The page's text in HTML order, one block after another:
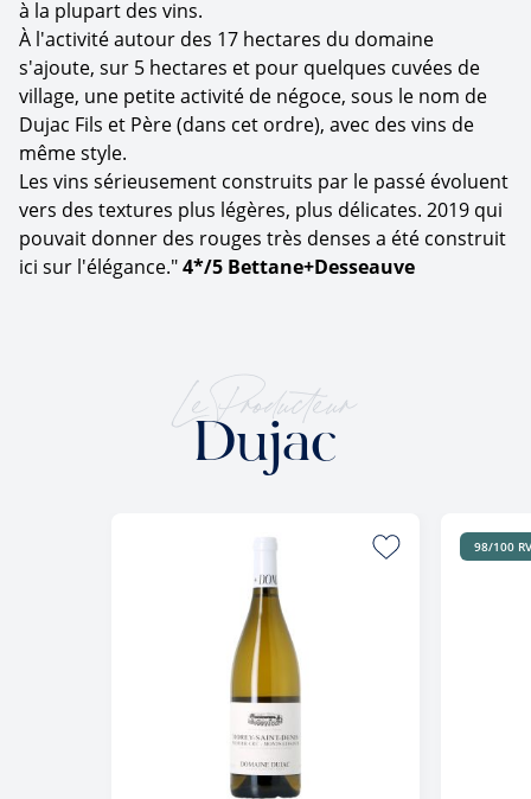
à la plupart des vins.
À l'activité autour des 17 hectares du domaine
s'ajoute, sur 5 hectares et pour quelques cuvées de
village, une petite activité de négoce, sous le nom de
Dujac Fils et Père (dans cet ordre), avec des vins de
même style.
Les vins sérieusement construits par le passé évoluent
vers des textures plus légères, plus délicates. 2019 qui
pouvait donner des rouges très denses a été construit
ici sur l'élégance."4*/5 Bettane+Desseauve
Le Producteur
Dujac
98/100